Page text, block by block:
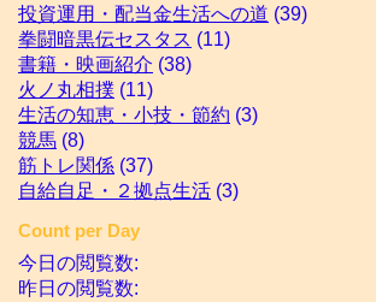
投資運用・配当金生活への道 (39)
拳闘暗黒伝セスタス (11)
書籍・映画紹介 (38)
火ノ丸相撲 (11)
生活の知恵・小技・節約 (3)
競馬 (8)
筋トレ関係 (37)
自給自足・２拠点生活 (3)
Count per Day
今日の閲覧数:
昨日の閲覧数: